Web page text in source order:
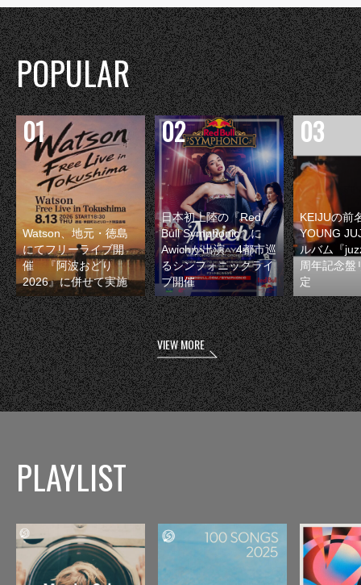
POPULAR
Watson、地元・徳島
にてフリーライブ開
催 『阿波おどり
2026』に併せて実施
日本初上陸の『Red
Bull Symphonic』に
Awichが出演 4都市巡
るシンフォニックライ
ブ開催
KEIJUの前
YOUNG
ルバム『
周年記念盤
定
VIEW MORE
PLAYLIST